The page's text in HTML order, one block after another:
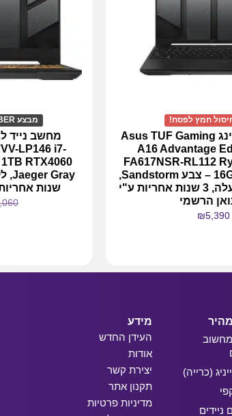
חמץ לפסח!
מחשב נייד גיימינג Asus TUF Gaming
A16 Advantage
FA617NSR-RL112
16GB 1TB RX7600 – צבע Sandstorm,
ללא מערכת הפעלה, 3 שנות אחריות ע"י
הרשמי
₪5,390
מבצע BLACK NOVEMBER !
LP146 i7-
שנות
מחשוב
(כרייה)
מידע
העידן החדש
אודות
יצירת קשר
תקנון אתר
מדיניות פרטיות